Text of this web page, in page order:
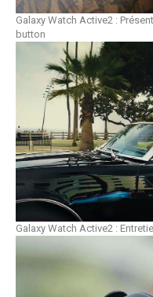
Galaxy Watch Active2 :
button
Galaxy Watch Active2 :